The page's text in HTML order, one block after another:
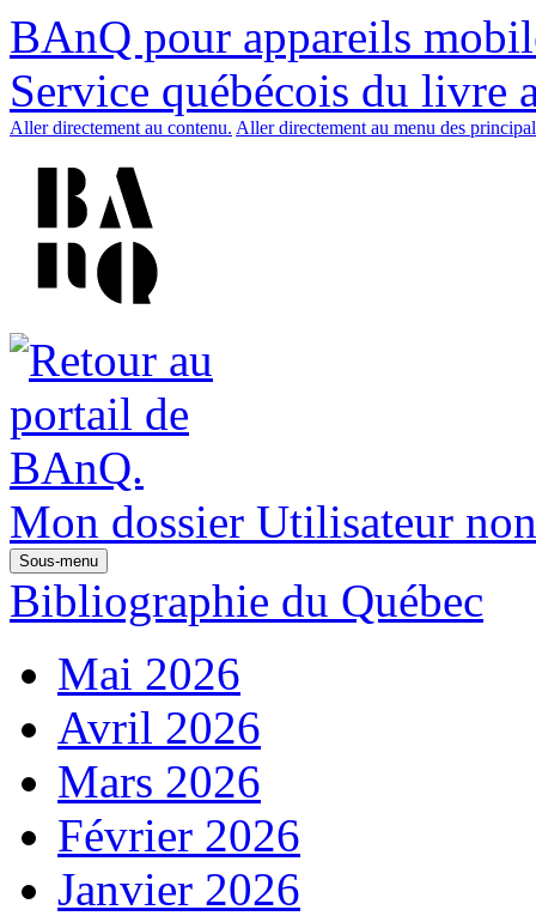
BAnQ pour appareils
Service québécois du livre
Aller directement au contenu. Aller directement au menu des
Mon dossier Utilisateur
Sous-menu
Bibliographie du Québec
Mai 2026
Avril 2026
Mars 2026
Février 2026
Janvier 2026